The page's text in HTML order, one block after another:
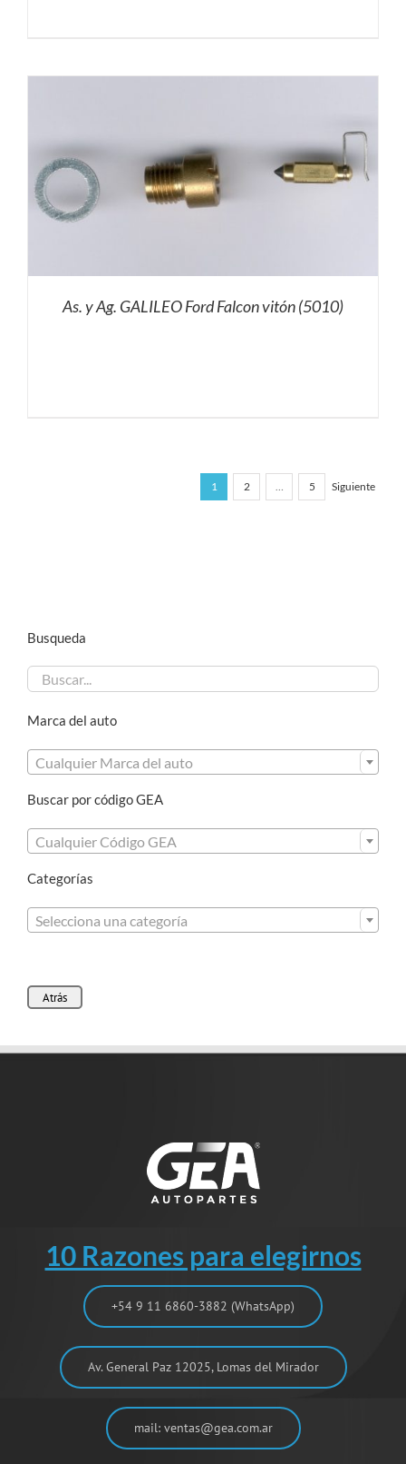
As. y Ag. GALILEO Ford Falcon vitón (5010)
1 2 … 5 Siguiente
Busqueda
Marca del auto
Cualquier Marca del auto
Buscar por código GEA
Cualquier Código GEA
Categorías
Selecciona una categoría
Atrás
10 Razones para elegirnos
+54 9 11 6860-3882 (WhatsApp)
Av. General Paz 12025, Lomas del Mirador
mail: ventas@gea.com.ar